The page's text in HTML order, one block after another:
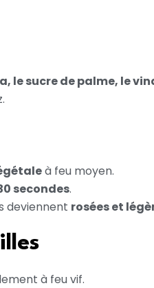
le sucre de palme, le
à feu moyen.
secondes.
deviennent rosées et
à feu vif.